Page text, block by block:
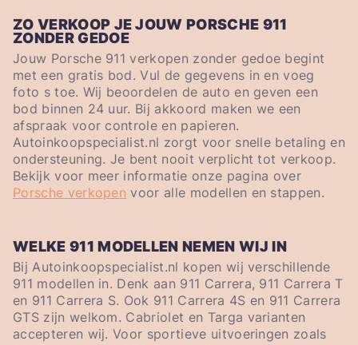
ZO VERKOOP JE JOUW PORSCHE 911
ZONDER GEDOE
Jouw Porsche 911 verkopen zonder gedoe begint
met een gratis bod. Vul de gegevens in en voeg
foto s toe. Wij beoordelen de auto en geven een
bod binnen 24 uur. Bij akkoord maken we een
afspraak voor controle en papieren.
Autoinkoopspecialist.nl zorgt voor snelle betaling en
ondersteuning. Je bent nooit verplicht tot verkoop.
Bekijk voor meer informatie onze pagina over
Porsche verkopen voor alle modellen en stappen.
WELKE 911 MODELLEN NEMEN WIJ IN
Bij Autoinkoopspecialist.nl kopen wij verschillende
911 modellen in. Denk aan 911 Carrera, 911 Carrera T
en 911 Carrera S. Ook 911 Carrera 4S en 911 Carrera
GTS zijn welkom. Cabriolet en Targa varianten
accepteren wij. Voor sportieve uitvoeringen zoals